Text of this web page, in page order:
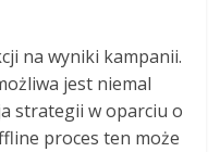
na wyniki kampanii.
jest niemal
strategii w oparciu o
proces ten może